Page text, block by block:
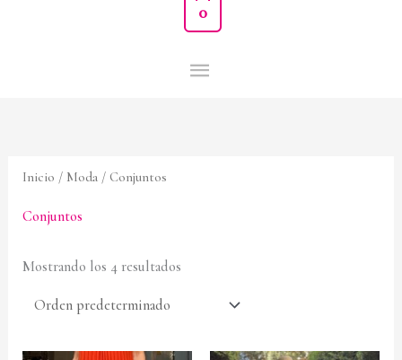
0
Inicio / Moda / Conjuntos
Conjuntos
Mostrando los 4 resultados